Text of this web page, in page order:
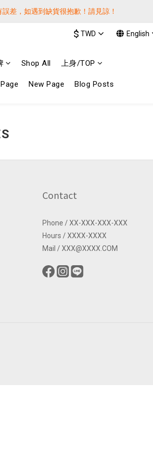
差，如遇到缺貨很抱歉！請見諒！
差，如遇到缺貨很抱歉！請見諒！
差，如遇到缺貨很抱歉！請見諒！
$ TWD English
Shop All 上身/TOP
New Page Blog Posts
Contact
Phone / XX-XXX-XXX-XXX
Hours / XXXX-XXXX
Mail / XXX@XXXX.COM